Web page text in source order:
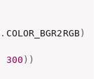
. COLOR_BGR2RGB)
300 ) )